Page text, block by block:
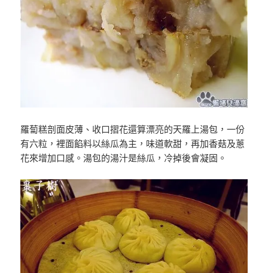
羅蔔糕剖面皮薄、收口摺花還算漂亮的天羅上湯包，一份
有六粒，裡面餡料以絲瓜為主，味道軟甜，再加香菇及蔥
花來增加口感。湯包的湯汁是絲瓜，冷掉後會凝固。